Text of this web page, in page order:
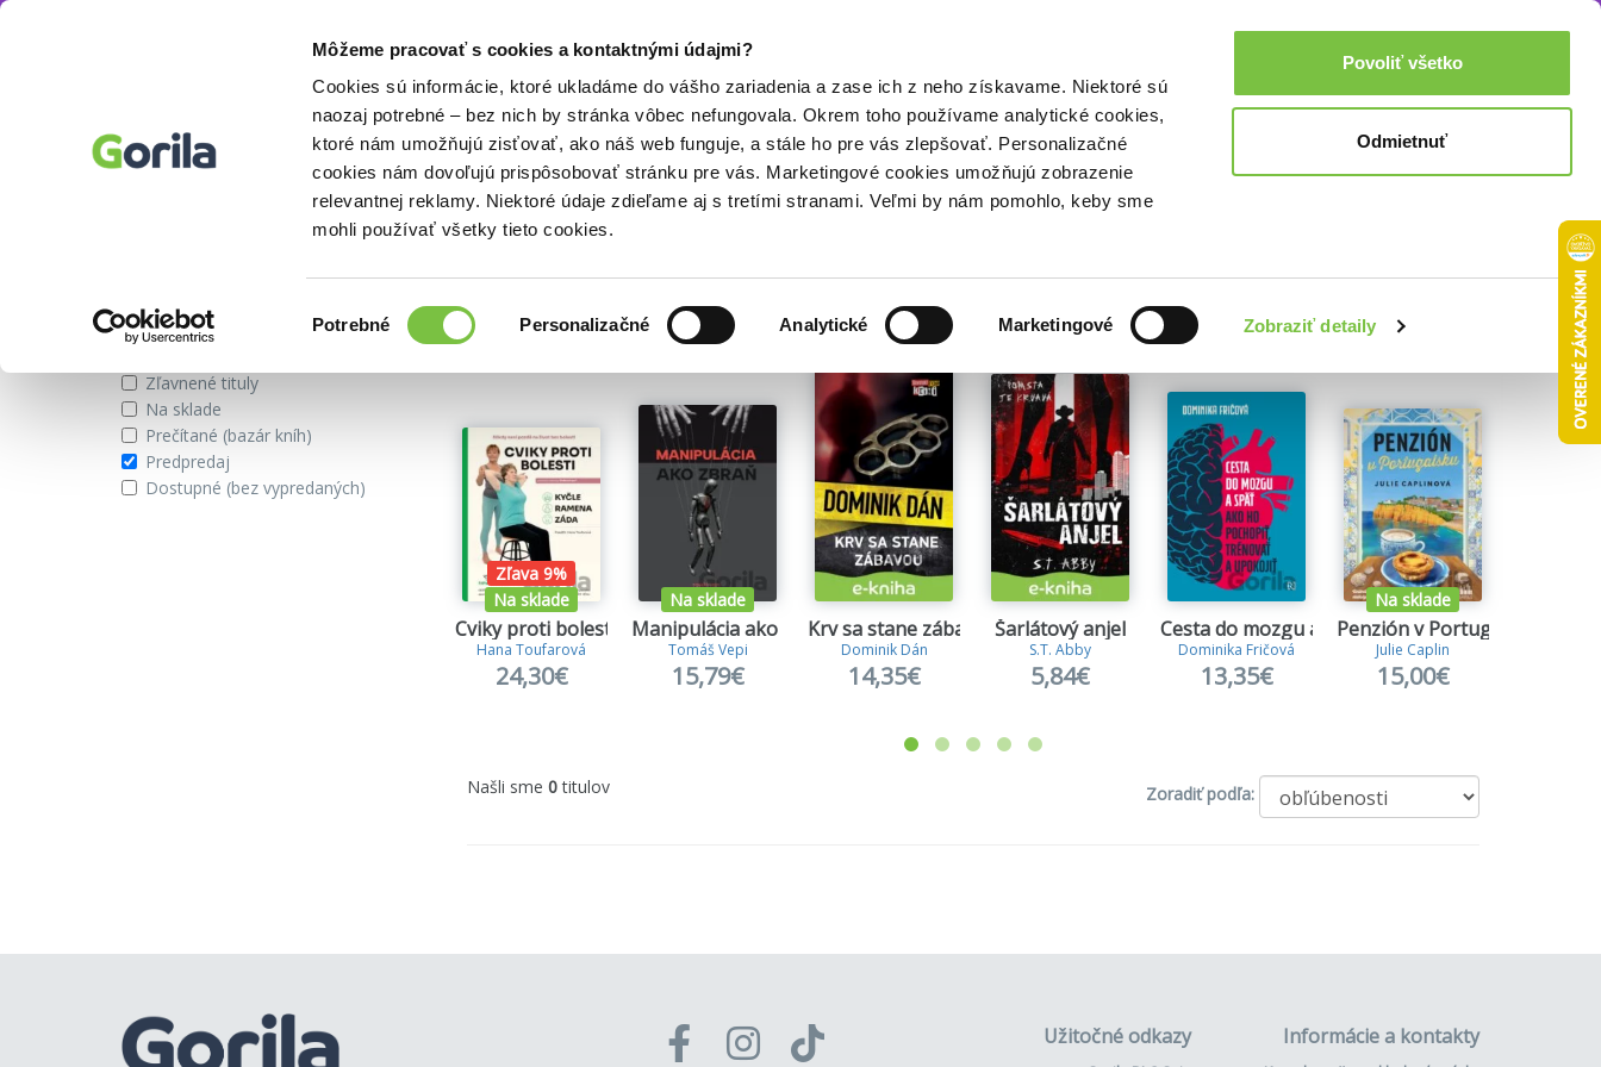
Môžeme pracovať s cookies a kontaktnými údajmi?
Cookies sú informácie, ktoré ukladáme do vášho zariadenia a zase ich z neho získavame. Niektoré sú
naozaj potrebné – bez nich by stránka vôbec nefungovala. Okrem toho používame analytické cookies,
ktoré nám umožňujú zisťovať, ako náš web funguje, a stále ho pre vás zlepšovať. Personalizačné
cookies nám dovoľujú prispôsobovať stránku pre vás. Marketingové cookies umožňujú zobrazenie
relevantnej reklamy. Niektoré údaje zdieľame aj s tretími stranami. Veľmi by nám pomohlo, keby sme
mohli používať všetky tieto cookies.
súhlasu
Potrebné Personalizačné Analytické Marketingové Zobraziť detaily
Povoliť všetko
Odmietnuť
Doplnky Prihlásenie 0,00€
Joshua Charow Akcie a zľavy
Knihy v predpredaji od autora Joshua Charow
Zobraziť iba
Zľavnené tituly
Na sklade
Prečítané (bazár kníh)
Predpredaj
Dostupné (bez vypredaných)
Vybrané pre teba
Zľava 9%
Na sklade
Cviky proti bolesti 1.
Hana Toufarová
24,30€
Na sklade
Manipulácia ako zbraň
Tomáš Vepi
15,79€
Krv sa stane zábavou
Dominik Dán
14,35€
Šarlátový anjel
S.T. Abby
5,84€
Cesta do mozgu a späť
Dominika Fričová
13,35€
Na sklade
Penzión v Portugalsku
Julie Caplin
15,00€
Našli sme 0titulov Zoradiť podľa:
Užitočné odkazy Informácie a kontakty